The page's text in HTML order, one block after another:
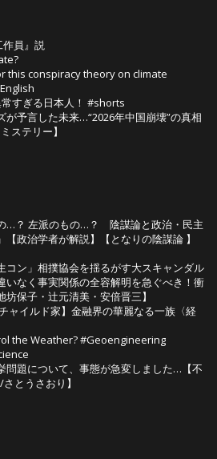
作員』説
this conspiracy theory on climate
すぎる日本人！ #shorts
が予言した未来…“2026年中国崩壊”の真相
ステリー】
…？ 左派のもの…？ 陰謀論と政治・民主
政治学者が解説】【となりの陰謀論 】
コン」相撲協会を揺るがす大スキャンダル
いなく事実関係の全容解明を急ぐべき！衝
保子・辻元清美・安倍晋三】
ャイルド家】金融界の華麗なる一族〈経
the Weather? #Geoengineering
問題について、事態が急変しました…【不
とうさおり】